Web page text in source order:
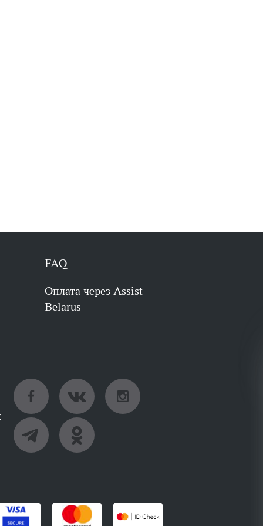
FAQ
Оплата через Assist
Belarus